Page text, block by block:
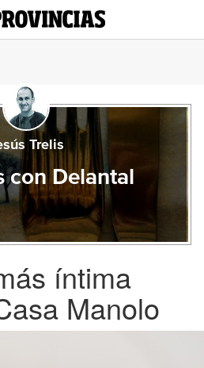
Trelis
con Delantal
íntima
Manolo